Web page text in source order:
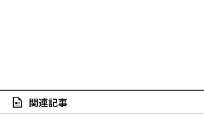
関連記事